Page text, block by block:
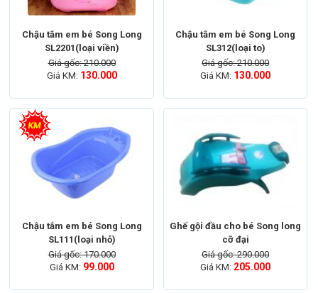
Chậu tắm em bé Song Long
SL2201(loại viền)
Giá gốc: 210.000
Giá KM: 130.000
Chậu tắm em bé Song Long
SL312(loại to)
Giá gốc: 210.000
Giá KM: 130.000
Chậu tắm em bé Song Long
SL111(loại nhỏ)
Giá gốc: 170.000
Giá KM: 99.000
Ghế gội đầu cho bé Song long
cỡ đại
Giá gốc: 290.000
Giá KM: 205.000